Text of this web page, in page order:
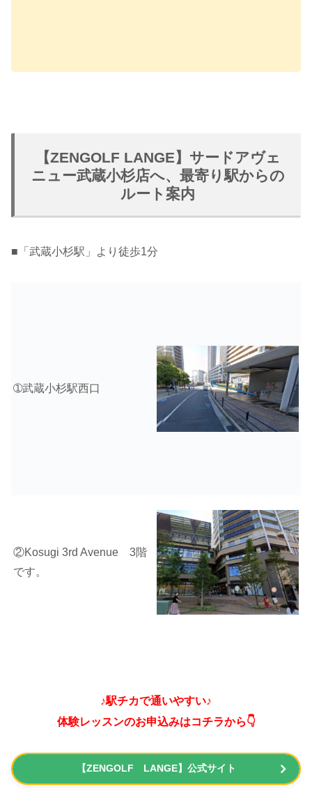
【ZENGOLF LANGE】サードアヴェ
ニュー武蔵小杉店へ、最寄り駅からの
ルート案内
■ 「武蔵小杉駅」より徒歩1分
➀武蔵小杉駅西口
②Kosugi 3rd Avenue 3階
です。
♪駅チカで通いやすい♪
体験レッスンのお申込みはコチラから👇
【ZENGOLF LANGE】公式サイト